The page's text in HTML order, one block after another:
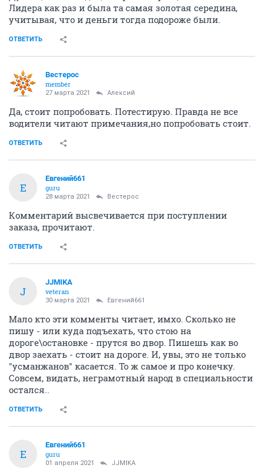
Лидера как раз и была та самая золотая середина,
учитывая, что и деньги тогда подороже были.
ОТВЕТИТЬ
Вестерос
member
27 марта 2021 Алексий
Да, стоит попробовать. Потестирую. Правда не все
водители читают примечания,но попробовать стоит.
ОТВЕТИТЬ
Е
Евгений661
guru
28 марта 2021 Вестерос
Комментарий высвечивается при поступлении
заказа, прочитают.
ОТВЕТИТЬ
J
JJMIKA
veteran
30 марта 2021 Евгений661
Мало кто эти комменты читает, имхо. Сколько не
пишу - или куда подъехать, что стою на
дороге\остановке - прутся во двор. Пишешь как во
двор заехать - стоит на дороге. И, увы, это не только
"усманжанов" касается. То ж самое и про конечку.
Совсем, видать, неграмотный народ в специальности
остался..
ОТВЕТИТЬ
Е
Евгений661
guru
01 апреля 2021 JJMIKA